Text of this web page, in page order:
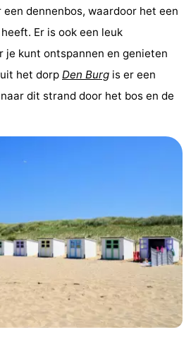
een dennenbos, waardoor het een
Er is ook een leuk
je kunt ontspannen en genieten
het dorp Den Burg is er een
dit strand door het bos en de